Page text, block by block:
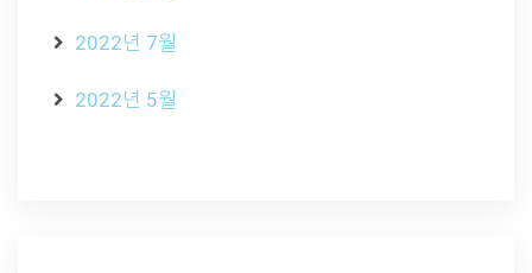
2022년 7월
2022년 5월